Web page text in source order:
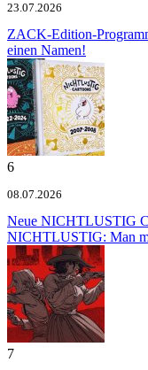
23.07.2026
ZACK-Edition-
einen Namen!
6
08.07.2026
Neue NICHTLUSTIG
NICHTLUSTIG: Man
7